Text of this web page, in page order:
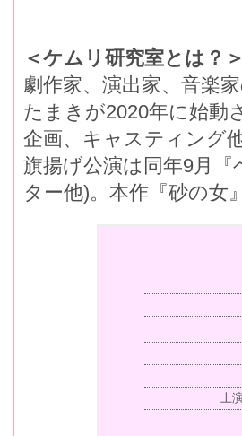
＜ケムリ研究室とは？＞
劇作家、演出家、音楽
たまきが2020年に始動
企画、キャスティング
旗揚げ公演は同年9月
ター他)。本作『砂の女
上